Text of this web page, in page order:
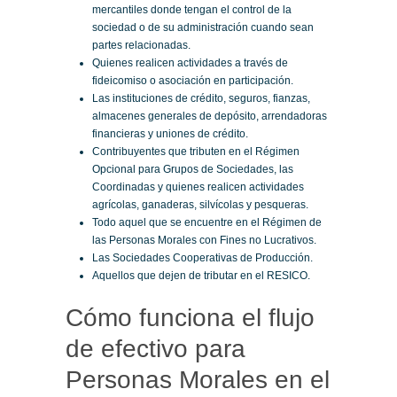
mercantiles donde tengan el control de la
sociedad o de su administración cuando sean
partes relacionadas.
Quienes realicen actividades a través de
fideicomiso o asociación en participación.
Las instituciones de crédito, seguros, fianzas,
almacenes generales de depósito, arrendadoras
financieras y uniones de crédito.
Contribuyentes que tributen en el Régimen
Opcional para Grupos de Sociedades, las
Coordinadas y quienes realicen actividades
agrícolas, ganaderas, silvícolas y pesqueras.
Todo aquel que se encuentre en el Régimen de
las Personas Morales con Fines no Lucrativos.
Las Sociedades Cooperativas de Producción.
Aquellos que dejen de tributar en el RESICO.
Cómo funciona el flujo
de efectivo para
Personas Morales en el